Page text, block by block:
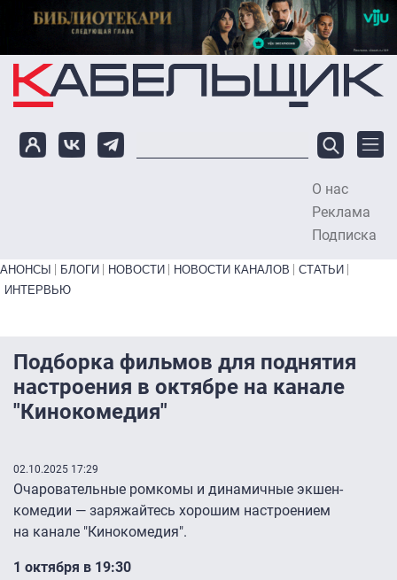
Перейти к основному содержанию
О нас
Реклама
Подписка
Primary links bottom
АНОНСЫ БЛОГИ НОВОСТИ НОВОСТИ КАНАЛОВ
СТАТЬИ
ИНТЕРВЬЮ
Подборка фильмов для поднятия
настроения в октябре на канале
"Кинокомедия"
02.10.2025 17:29
Очаровательные ромкомы и динамичные экшен-
комедии — заряжайтесь хорошим настроением
на канале "Кинокомедия".
1 октября в 19:30